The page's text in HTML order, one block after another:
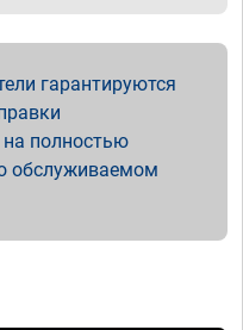
гарантируются
на полностью
обслуживаемом